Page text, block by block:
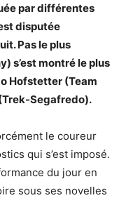
par différentes
disputée
Pas le plus
s’est montré le plus
Hofstetter (Team
Segafredo).
le coureur
qui s’est imposé.
du jour en
sous ses novelles